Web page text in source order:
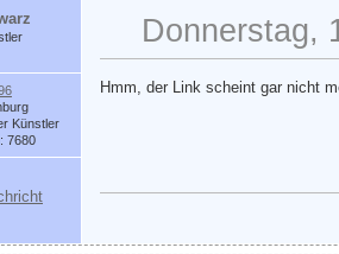
Künstler
7680
Donnerstag,
Hmm, der Link scheint gar nicht